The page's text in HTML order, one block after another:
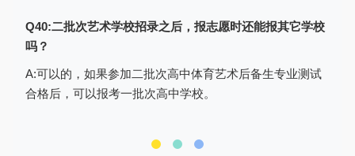
丢失或被篡改。如下图：
Q40:二批次艺术学校招录之后，报志愿时还能报其它学校
吗？
A:可以的，如果参加二批次高中体育艺术后备生专业测试
合格后，可以报考一批次高中学校。